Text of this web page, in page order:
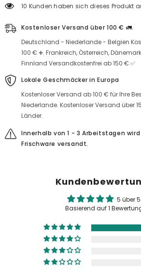
10 Kunden haben sich dieses Produkt
Kostenloser Versand über 100 € 🚛.
Deutschland - Niederlande - Belgien
100 € ➕. Frankreich, Österreich,
Finnland Versandkostenfrei ab 150 € ✅
Lokale Geschmäcker in Europa
Kostenloser Versand ab 100 € für Ihre
Niederlande. Kostenloser Versand über
Länder.
Innerhalb von 1 - 3 Arbeitstagen
Frischware versandt.
5 über
Basierend auf 1